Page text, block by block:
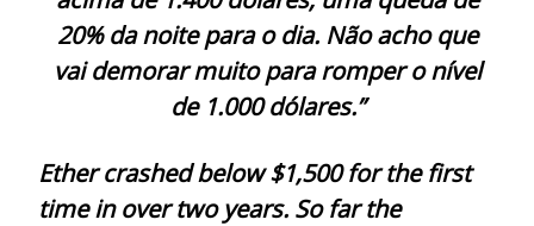
20% da noite para o dia. Não acho que
vai demorar muito para romper o nível
de 1.000 dólares.”
Ether crashed below $1,500 for the first
time in over two years. So far the